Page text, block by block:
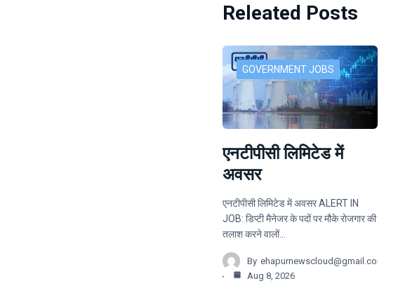
Releated Posts
GOVERNMENT JOBS
एनटीपीसी लिमिटेड में
अवसर
एनटीपीसी लिमिटेड में अवसर ALERT IN
JOB: डिप्टी मैनेजर के पदों पर मौके रोजगार की
तलाश करने वालों…
By ehapurnewscloud@gmail.com
Aug 8, 2026